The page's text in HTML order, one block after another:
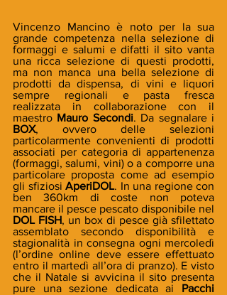
Vincenzo Mancino è noto per la sua
grande competenza nella selezione di
formaggi e salumi e difatti il sito vanta
una ricca selezione di questi prodotti,
ma non manca una bella selezione di
prodotti da dispensa, di vini e liquori
sempre regionali e pasta fresca
realizzata in collaborazione con il
maestro Mauro Secondi
BOX, ovvero delle selezioni
particolarmente convenienti di prodotti
associati per categoria di appartenenza
(formaggi, salumi, vini) o a comporre una
particolare proposta come ad esempio
gli sfiziosi AperiDOL. In una regione con
ben 360km di coste non poteva
DOL FISH, un box di pesce già sfilettato
assemblato secondo disponibilità e
stagionalità in consegna ogni mercoledì
(l’ordine online deve essere effettuato
entro il martedì all’ora di pranzo). E visto
che il Natale si avvicina il sito presenta
pure una sezione dedicata ai Pacchi